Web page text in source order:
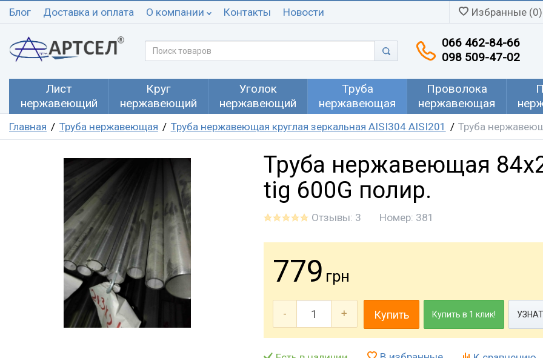
Блог Доставка и оплата О компании Контакты Новости Избранные (0)
066 462-84-66
098 509-47-02
Лист
нержавеющий
Круг
нержавеющий
Уголок
нержавеющий
Труба
нержавеющая
Проволока
нержавеющая
Главная Труба нержавеющая Труба нержавеющая круглая зеркальная AISI304 AISI201 Труба
Труба нержавеющая
tig 600G полир.
Отзывы: 3 Номер: 381
779 грн
- + Купить Купить в 1 клик!